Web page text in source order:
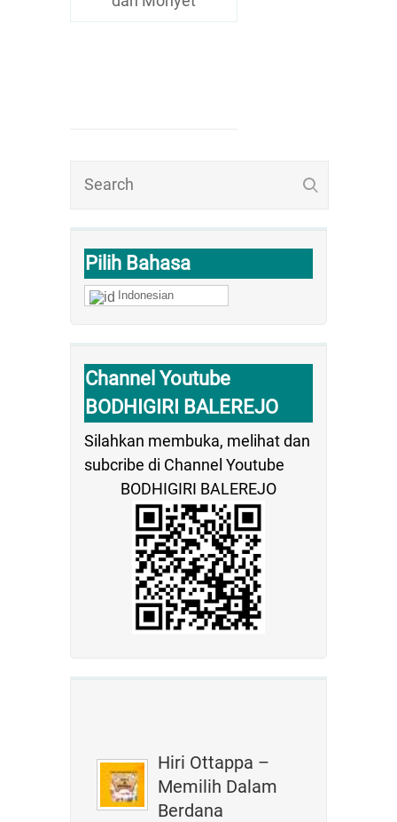
Pilih Bahasa
Indonesian
Channel Youtube
BODHIGIRI BALEREJO
Silahkan membuka, melihat dan
subcribe di Channel Youtube
BODHIGIRI BALEREJO
Hiri Ottappa –
Memilih Dalam
Berdana